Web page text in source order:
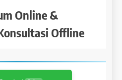
Online &
Offline